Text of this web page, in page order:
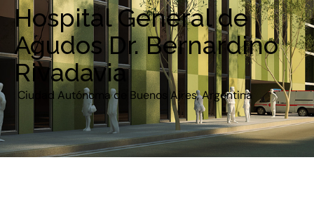
Hospital General de
Agudos Dr. Bernardino
Rivadavia
Ciudad Autónoma de Buenos Aires, Argentina